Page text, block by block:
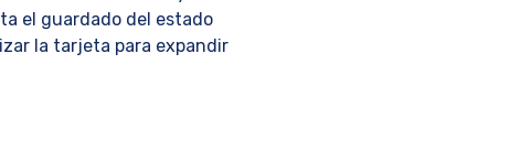
el guardado del estado
la tarjeta para expandir